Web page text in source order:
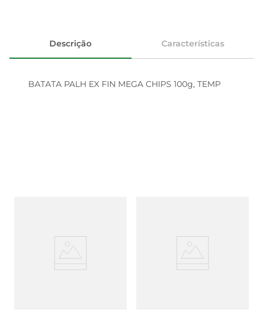
Descrição Características
BATATA PALH EX FIN MEGA CHIPS 100g, TEMP